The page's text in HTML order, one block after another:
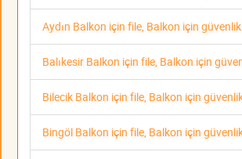
Aydın Balkon için file, Balkon için
Balıkesir Balkon için file, Balkon için
Bilecik Balkon için file, Balkon için
Bingöl Balkon için file, Balkon için